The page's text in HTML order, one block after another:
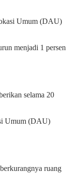
Umum (DAU)
menjadi 1 persen
selama 20
Umum (DAU)
ruang